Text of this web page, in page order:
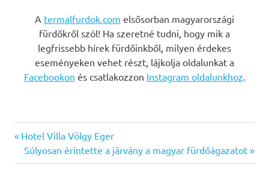
A termalfurdok.com elsősorban magyarországi
fürdőkről szól! Ha szeretné tudni, hogy mik a
legfrissebb hírek fürdőinkből, milyen érdekes
eseményeken vehet részt, lájkolja oldalunkat a
Facebookon és csatlakozzon Instagram oldalunkhoz
Bejegyzés
navigáció
Previous
Post:
Hotel Villa Völgy Eger
Next
Post:
Súlyosan érintette a járvány a magyar fürdőágazatot